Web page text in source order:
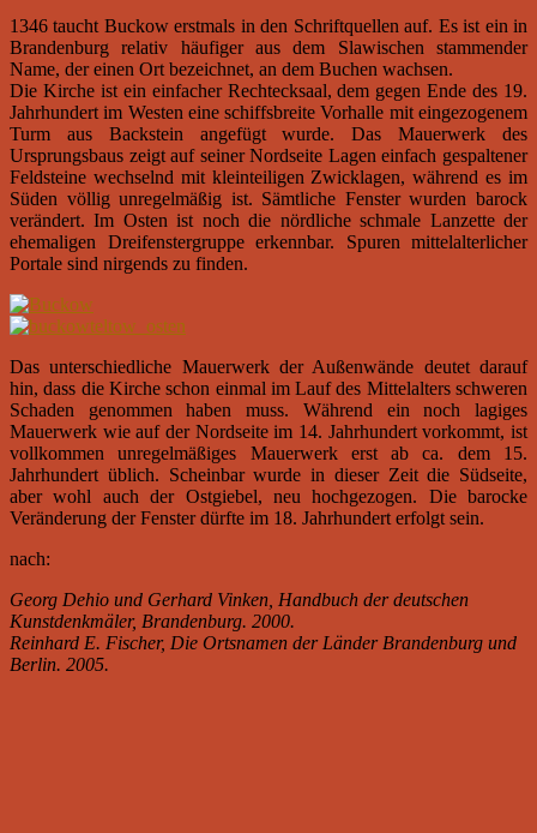
1346 taucht Buckow erstmals in den Schriftquellen auf. Es ist ein in
Brandenburg relativ häufiger aus dem Slawischen stammender
Name, der einen Ort bezeichnet, an dem Buchen wachsen.
Die Kirche ist ein einfacher Rechtecksaal, dem gegen Ende des 19.
Jahrhundert im Westen eine schiffsbreite Vorhalle mit eingezogenem
Turm aus Backstein angefügt wurde. Das Mauerwerk des
Ursprungsbaus zeigt auf seiner Nordseite Lagen einfach gespaltener
Feldsteine wechselnd mit kleinteiligen Zwicklagen, während es im
Süden völlig unregelmäßig ist. Sämtliche Fenster wurden barock
verändert. Im Osten ist noch die nördliche schmale Lanzette der
ehemaligen Dreifenstergruppe erkennbar. Spuren mittelalterlicher
Portale sind nirgends zu finden.
Das unterschiedliche Mauerwerk der Außenwände deutet darauf
hin, dass die Kirche schon einmal im Lauf des Mittelalters schweren
Schaden genommen haben muss. Während ein noch lagiges
Mauerwerk wie auf der Nordseite im 14. Jahrhundert vorkommt, ist
vollkommen unregelmäßiges Mauerwerk erst ab ca. dem 15.
Jahrhundert üblich. Scheinbar wurde in dieser Zeit die Südseite,
aber wohl auch der Ostgiebel, neu hochgezogen. Die barocke
Veränderung der Fenster dürfte im 18. Jahrhundert erfolgt sein.
nach:
Georg Dehio und Gerhard Vinken, Handbuch der deutschen
Kunstdenkmäler, Brandenburg. 2000.
Reinhard E. Fischer, Die Ortsnamen der Länder Brandenburg und
Berlin. 2005.